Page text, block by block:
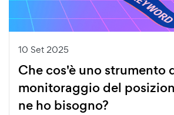
10 Set 2025
Che cos'è uno strumento
monitoraggio del
ne ho bisogno?